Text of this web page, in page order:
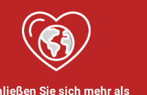
Sie sich mehr als